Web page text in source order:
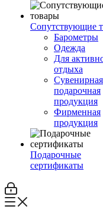
Сопутствующие
Барометры
Одежда
Для
отдыха
подарочная
продукция
Фирменная
продукция
Подарочные
сертификаты